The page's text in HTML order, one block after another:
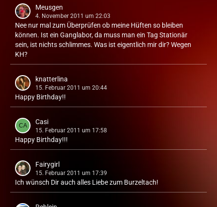
Meusgen
4. November 2011 um 22:03
Nee nur mal zum Überprüfen ob meine Hüften so bleiben
können. Ist ein Ganglabor, da muss man ein Tag Stationär
sein, ist nichts schlimmes. Was ist eigentlich mir dir? Wegen
KH?
knatterlina
15. Februar 2011 um 20:44
Happy Birthday!!
Casi
15. Februar 2011 um 17:58
Happy Birthday!!!
Fairygirl
15. Februar 2011 um 17:39
Ich wünsch Dir auch alles Liebe zum Burzeltach!